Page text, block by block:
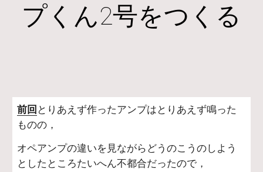
プくん2号をつくる
前回 とりあえず作ったアンプはとりあえず鳴った
ものの，
オペアンプの違いを見ながらどうのこうのしよう
としたところたいへん不都合だったので，